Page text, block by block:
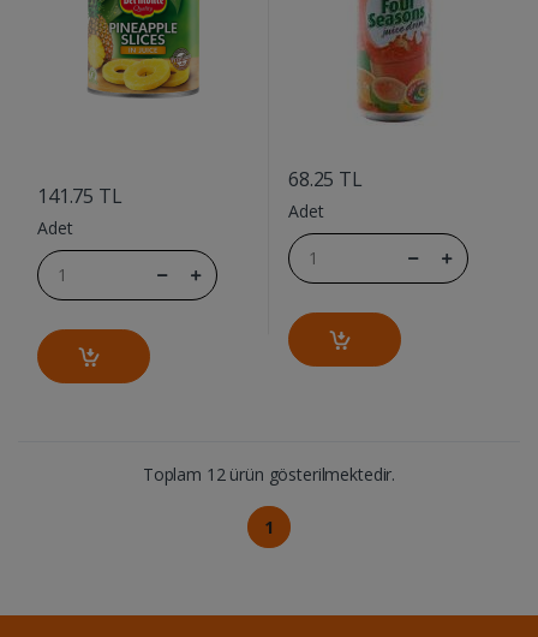
141.75 TL
Adet
68.25 TL
Adet
Toplam 12 ürün gösterilmektedir.
1